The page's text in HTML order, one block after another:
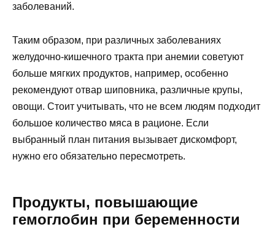
заболеваний.
Таким образом, при различных заболеваниях
желудочно-кишечного тракта при анемии советуют
больше мягких продуктов, например, особенно
рекомендуют отвар шиповника, различные крупы,
овощи. Стоит учитывать, что не всем людям подходит
большое количество мяса в рационе. Если
выбранный план питания вызывает дискомфорт,
нужно его обязательно пересмотреть.
Продукты, повышающие
гемоглобин при беременности